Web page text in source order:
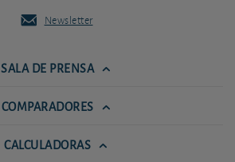
Newsletter
SALA DE PRENSA
COMPARADORES
CALCULADORAS